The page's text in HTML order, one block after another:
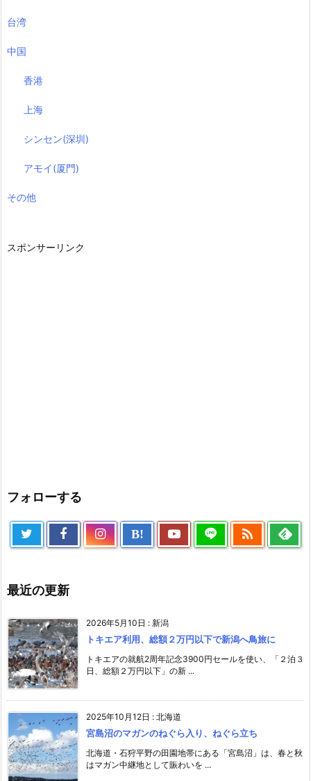
台湾
中国
香港
上海
シンセン(深圳)
アモイ(厦門)
その他
スポンサーリンク
フォローする
B! 
最近の更新
2026年5月10日 : 新潟
トキエア利用、総額２万円以下で新潟へ鳥旅に
トキエアの就航2周年記念3900円セールを使い、「２泊３
日、総額２万円以下」の新 ...
2025年10月12日 : 北海道
宮島沼のマガンのねぐら入り、ねぐら立ち
北海道・石狩平野の田園地帯にある「宮島沼」は、春と秋
はマガン中継地として賑わいを ...